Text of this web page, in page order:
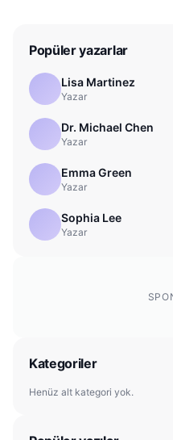
Popüler yazarlar
Lisa Martinez
Yazar
Dr. Michael Chen
Yazar
Emma Green
Yazar
Sophia Lee
Yazar
Kategoriler
Henüz alt kategori yok.